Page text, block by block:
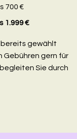
700 €
1.999 €
bereits gewählt
Gebühren gern für
Sie durch